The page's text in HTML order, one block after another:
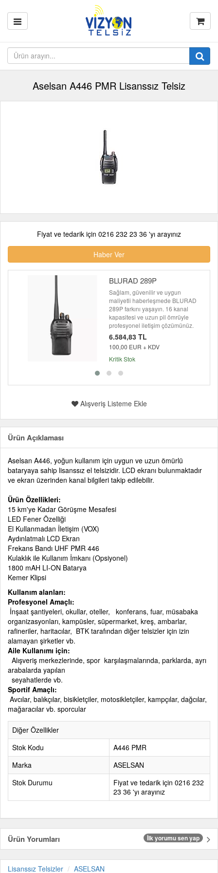
Aselsan A446 PMR Lisanssız Telsiz
Fiyat ve tedarik için 0216 232 23 36 'yı arayınız
Haber Ver
BLURAD 289P
Sağlam, güvenilir ve uygun
maliyetli haberleşmede BLURAD
289P farkını yaşayın. 16 kanal
kapasitesi ve uzun pil ömrüyle
profesyonel iletişim çözümünüz.
6.584,83 TL
100,00 EUR + KDV
Kritik Stok
Alışveriş Listeme Ekle
Ürün Açıklaması
Aselsan A446, yoğun kullanım için uygun ve uzun ömürlü
bataryaya sahip lisanssız el telsizidir. LCD ekranı bulunmaktadır
ve ekran üzerinden kanal bilgileri takip edilebilir.
Ürün Özellikleri:
15 km'ye Kadar Görüşme Mesafesi
LED Fener Özelliği
El Kullanmadan İletişim (VOX)
Aydınlatmalı LCD Ekran
Frekans Bandı UHF PMR 446
Kulaklık ile Kullanım İmkanı (Opsiyonel)
1800 mAH LI-ON Batarya
Kemer Klipsi
Kullanım alanları:
Profesyonel Amaçlı:
İnşaat şantiyeleri, okullar, oteller, konferans, fuar, müsabaka
organizasyonları, kampüsler, süpermarket, kreş, ambarlar,
rafineriler, haritacılar, BTK tarafından diğer telsizler için izin
alamayan şirketler vb.
Aile Kullanımı için:
Alışveriş merkezlerinde, spor karşılaşmalarında, parklarda, ayrı
arabalarda yapılan
seyahatlerde vb.
Sportif Amaçlı:
Avcılar, balıkçılar, bisikletçiler, motosikletçiler, kampçılar, dağcılar,
mağaracılar vb. sporcular​
Diğer Özellikler
Stok Kodu
A446 PMR
Marka
ASELSAN
Stok Durumu
Fiyat ve tedarik için 0216 232
23 36 'yı arayınız
Ürün Yorumları İlk yorumu sen yap
Lisanssız Telsizler ASELSAN